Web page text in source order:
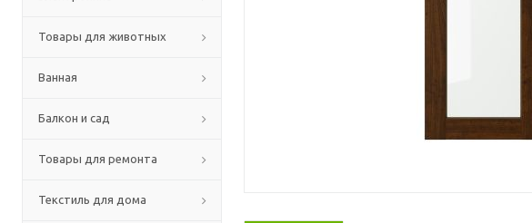
Товары для животных
Ванная
Балкон и сад
Товары для ремонта
Текстиль для дома